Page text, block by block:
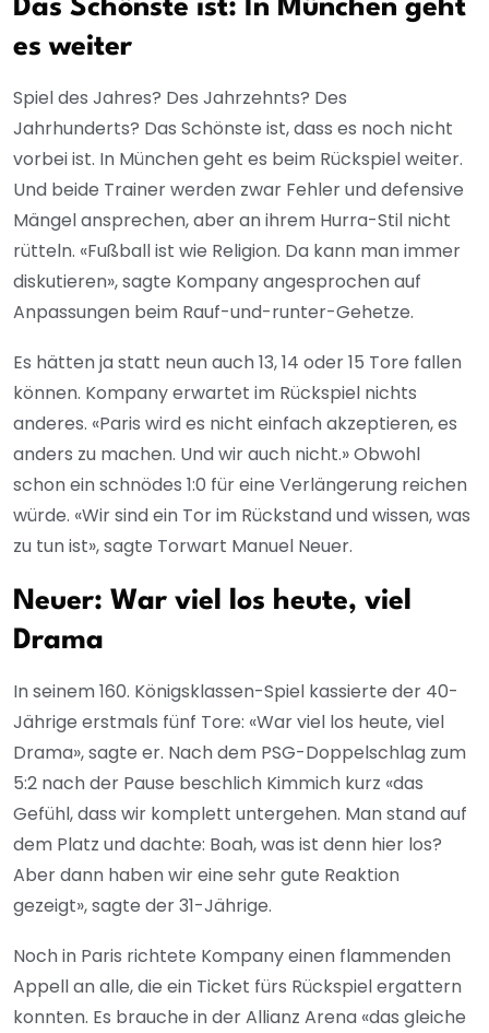
Das Schönste ist: In München geht
es weiter
Spiel des Jahres? Des Jahrzehnts? Des
Jahrhunderts? Das Schönste ist, dass es noch nicht
vorbei ist. In München geht es beim Rückspiel weiter.
Und beide Trainer werden zwar Fehler und defensive
Mängel ansprechen, aber an ihrem Hurra-Stil nicht
rütteln. «Fußball ist wie Religion. Da kann man immer
diskutieren», sagte Kompany angesprochen auf
Anpassungen beim Rauf-und-runter-Gehetze.
Es hätten ja statt neun auch 13, 14 oder 15 Tore fallen
können. Kompany erwartet im Rückspiel nichts
anderes. «Paris wird es nicht einfach akzeptieren, es
anders zu machen. Und wir auch nicht.» Obwohl
schon ein schnödes 1:0 für eine Verlängerung reichen
würde. «Wir sind ein Tor im Rückstand und wissen, was
zu tun ist», sagte Torwart Manuel Neuer.
Neuer: War viel los heute, viel
Drama
In seinem 160. Königsklassen-Spiel kassierte der 40-
Jährige erstmals fünf Tore: «War viel los heute, viel
Drama», sagte er. Nach dem PSG-Doppelschlag zum
5:2 nach der Pause beschlich Kimmich kurz «das
Gefühl, dass wir komplett untergehen. Man stand auf
dem Platz und dachte: Boah, was ist denn hier los?
Aber dann haben wir eine sehr gute Reaktion
gezeigt», sagte der 31-Jährige.
Noch in Paris richtete Kompany einen flammenden
Appell an alle, die ein Ticket fürs Rückspiel ergattern
konnten. Es brauche in der Allianz Arena «das gleiche